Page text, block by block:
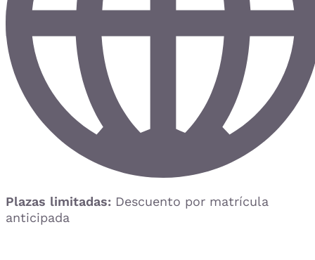
Plazas limitadas: Descuento por matrícula
anticipada